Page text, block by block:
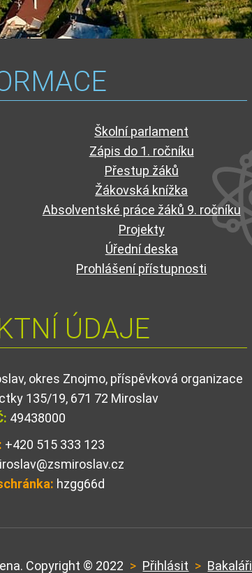
Školní parlament
Zápis do 1. ročníku
Přestup žáků
Žákovská knížka
Absolventské práce žáků 9. ročníku
Projekty
Úřední deska
Prohlášení přístupnosti
ÚDAJE
okres Znojmo, příspěvková organizace
135/19, 671 72 Miroslav
49438000
+420 515 333 123
hzgg66d
Copyright © 2022 > Přihlásit > Bakaláři